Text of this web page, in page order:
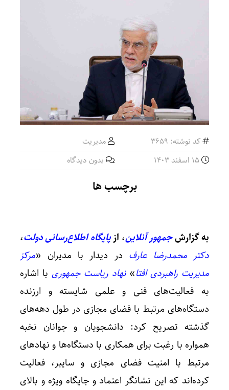
شرط
کد نوشته: 3659
مدیریت
بدون دیدگاه
برچسب ها
به گزارشجمهور آنلاین، ازپایگاه اطلاع‌رسانی دولت،
دکتر محمدرضا عارف در دیدار با مدیران «مرکز
مدیریت راهبردی افتا»نهاد ریاست جمهوری با اشاره
به فعالیت‌های فنی و علمی شایسته و ارزنده
دستگاه‌های مرتبط با فضای مجازی در طول دهه‌های
گذشته تصریح کرد: دانشجویان و جوانان نخبه
همواره با رغبت برای همکاری با دستگاه‌ها و نهادهای
مرتبط با امنیت فضای مجازی و سایبر، فعالیت‌
کرده‌اند که این نشانگر اعتماد و جایگاه ویژه و بالای